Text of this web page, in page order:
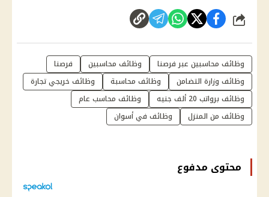
شارك
وظائف محاسبين عبر فرصنا وظائف محاسبين
فرصنا
وظائف وزارة التضامن
وظائف محاسبة
وظائف خريجي تجارة
وظائف برواتب 20 ألف جنيه
وظائف محاسب عام
وظائف من المنزل
وظائف في أسوان
محتوى مدفوع